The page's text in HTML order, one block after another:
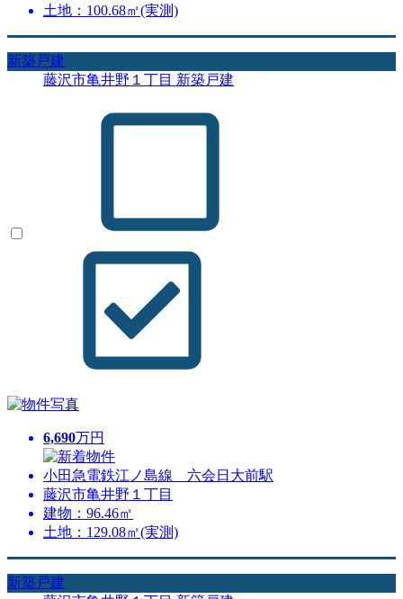
土地：100.68㎡(実測)
新築戸建
藤沢市亀井野１丁目 新築戸建
6,690万円
小田急電鉄江ノ島線 六会日大前駅
藤沢市亀井野１丁目
建物：96.46㎡
土地：129.08㎡(実測)
新築戸建